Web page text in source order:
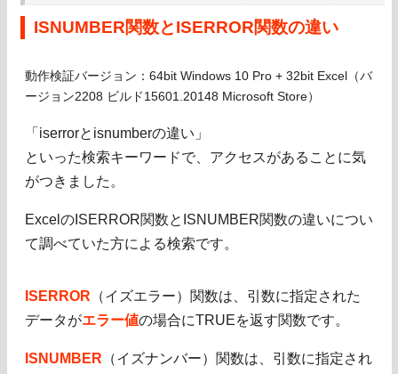
ISNUMBER関数とISERROR関数の違い
動作検証バージョン：64bit Windows 10 Pro + 32bit Excel（バ
ージョン2208 ビルド15601.20148 Microsoft Store）
「iserrorとisnumberの違い」
といった検索キーワードで、アクセスがあることに気
がつきました。
ExcelのISERROR関数とISNUMBER関数の違いについ
て調べていた方による検索です。
ISERROR （イズエラー）関数は、引数に指定された
データがエラー値の場合にTRUEを返す関数です。
ISNUMBER （イズナンバー）関数は、引数に指定され